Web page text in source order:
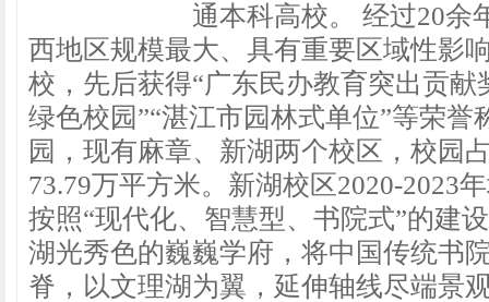
通本科高校。 经过20余
西地区规模最大、具有重要区域性影
校，先后获得“广东民办教育突出贡献
绿色校园”“湛江市园林式单位”等荣
园，现有麻章、新湖两个校区，校园
73.79万平方米。新湖校区2020-2023
按照“现代化、智慧型、书院式”的建
湖光秀色的巍巍学府，将中国传统书
脊，以文理湖为翼，延伸轴线尽端景